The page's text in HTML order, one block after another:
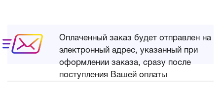
Оплаченный заказ будет отправлен на
электронный адрес, указанный при
оформлении заказа, сразу после
поступления Вашей оплаты